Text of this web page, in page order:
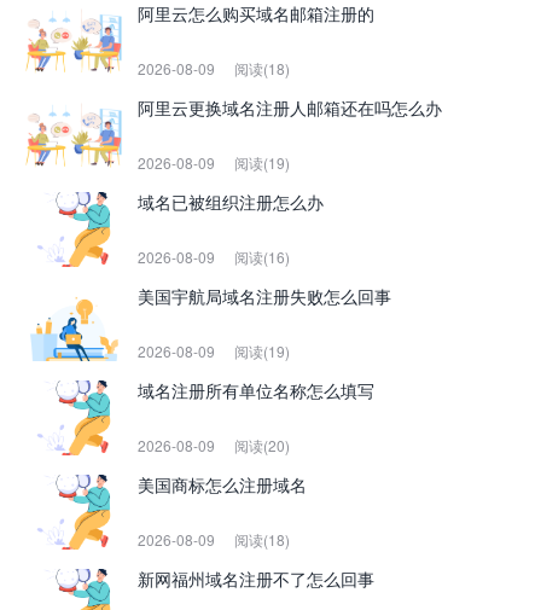
阿里云怎么购买域名邮箱注册的
2026-08-09 阅读(18)
阿里云更换域名注册人邮箱还在吗怎么办
2026-08-09 阅读(19)
域名已被组织注册怎么办
2026-08-09 阅读(16)
美国宇航局域名注册失败怎么回事
2026-08-09 阅读(19)
域名注册所有单位名称怎么填写
2026-08-09 阅读(20)
美国商标怎么注册域名
2026-08-09 阅读(18)
新网福州域名注册不了怎么回事